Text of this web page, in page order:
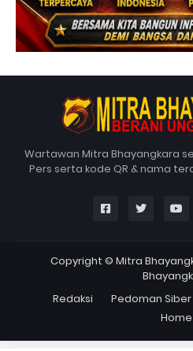
Wartawan Mitra Bhayangkara
Pers serta kode QR & nama
Copyright © Mitra
Redaksi
Pedoman Siber
Home